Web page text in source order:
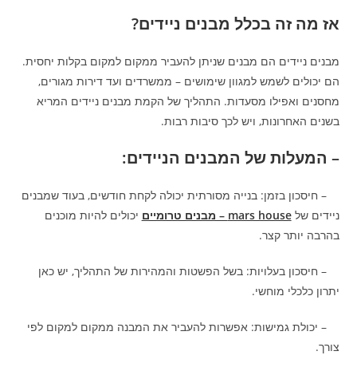
אז מה זה בכלל מבנים ניידים?
מבנים ניידים הם מבנים שניתן להעביר ממקום למקום בקלות יחסית.
הם יכולים לשמש למגוון שימושים – ממשרדים ועד דירות מגורים,
מחסנים ואפילו מסעדות. התהליך של הקמת מבנים ניידים המריא
בשנים האחרונות, ויש לכך סיבות רבות.
– המעלות של המבנים הניידים:
– חיסכון בזמן: בנייה מסורתית יכולה לקחת חודשים, בעוד שמבנים
ניידים שלmars house – מבנים טרומיים
יכולים להיות מוכנים
בהרבה יותר קצר.
– חיסכון בעלויות: בשל הפשטות והמהירות של התהליך, יש כאן
יתרון כלכלי מוחשי.
– יכולת גמישות: אפשרות להעביר את המבנה ממקום למקום לפי
צורך.